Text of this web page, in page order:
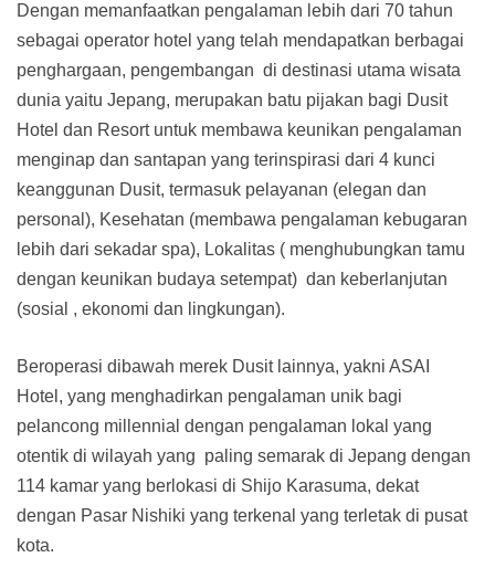
Dengan memanfaatkan pengalaman lebih dari 70 tahun
sebagai operator hotel yang telah mendapatkan berbagai
penghargaan, pengembangan di destinasi utama wisata
dunia yaitu Jepang, merupakan batu pijakan bagi Dusit
Hotel dan Resort untuk membawa keunikan pengalaman
menginap dan santapan yang terinspirasi dari 4 kunci
keanggunan Dusit, termasuk pelayanan (elegan dan
personal), Kesehatan (membawa pengalaman kebugaran
lebih dari sekadar spa), Lokalitas ( menghubungkan tamu
dengan keunikan budaya setempat) dan keberlanjutan
(sosial , ekonomi dan lingkungan).
Beroperasi dibawah merek Dusit lainnya, yakni ASAI
Hotel, yang menghadirkan pengalaman unik bagi
pelancong millennial dengan pengalaman lokal yang
otentik di wilayah yang paling semarak di Jepang dengan
114 kamar yang berlokasi di Shijo Karasuma, dekat
dengan Pasar Nishiki yang terkenal yang terletak di pusat
kota.